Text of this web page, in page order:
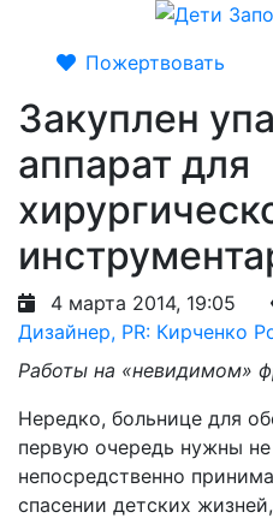
Пожертвовать
Закуплен
аппарат для
4 марта 2014, 19:05
Дизайнер, PR: Кирченко
Работы на «невидимом»
Нередко, больнице для
первую очередь нужны
непосредственно
спасении детских